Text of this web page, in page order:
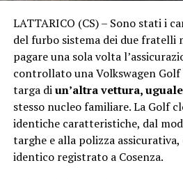
LATTARICO (CS) – Sono stati i
del furbo sistema dei due fratelli
pagare una sola volta
controllato una Volkswagen
targa diun’altra vettura,
stesso nucleo familiare. La Golf
identiche caratteristiche, dal
targhe e alla polizza
identico registrato a Cosenza.